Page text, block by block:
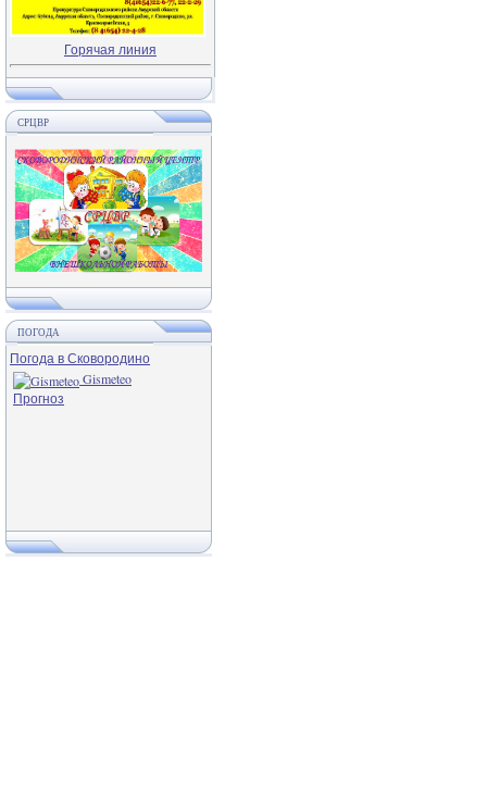
Горячая линия
СРЦВР
ПОГОДА
Погода в Сковородино
Gismeteo
Прогноз